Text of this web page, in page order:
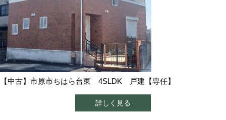
【中古】市原市ちはら台東 4SLDK 戸建【専任】
詳しく見る